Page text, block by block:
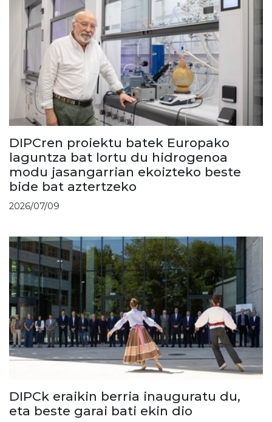
DIPCren proiektu batek Europako
laguntza bat lortu du hidrogenoa
modu jasangarrian ekoizteko beste
bide bat aztertzeko
2026/07/09
DIPCk eraikin berria inauguratu du,
eta beste garai bati ekin dio